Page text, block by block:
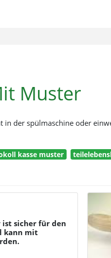
Muster
der spülmaschine oder
kasse muster
sicher für den
kann mit